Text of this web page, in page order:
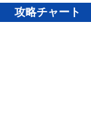
攻略チャート